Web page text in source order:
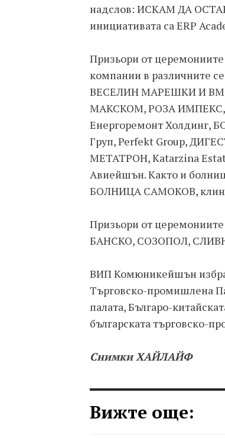
надслов: ИСКАМ ДА
инициативата са ERP
Призьори от
компании в различните
ВЕСЕЛИН МАРЕШКИ И
МАКСКОМ, РОЗА
Енергоремонт Холдинг,
Груп, Perfekt Group,
МЕТАТРОН, Katarzina
Авиейшън. Както и
БОЛНИЦА САМОКОВ,
Призьори от
БАНСКО, СОЗОПОЛ,
ВИП Комюникейшън избра
Търговско-промишлена
палата, Българо-
българската търговско-
Снимки ХАЙЛАЙФ
Вижте още: